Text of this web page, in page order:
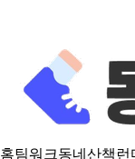
홈팀워크동네산책런